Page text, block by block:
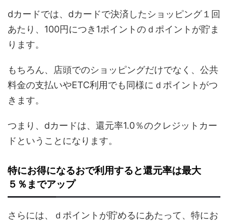
dカードでは、dカードで決済したショッピング１回
あたり、100円につき1ポイントのｄポイントが貯ま
ります。
もちろん、店頭でのショッピングだけでなく、公共
料金の支払いやETC利用でも同様にｄポイントがつ
きます。
つまり、dカードは、還元率1.0％のクレジットカー
ドということになります。
特にお得になるおで利用すると還元率は最大
５％までアップ
さらには、ｄポイントが貯めるにあたって、特にお